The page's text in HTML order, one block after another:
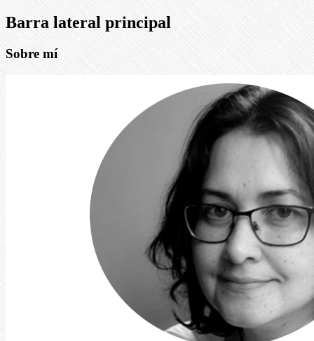
Barra lateral principal
Sobre mí